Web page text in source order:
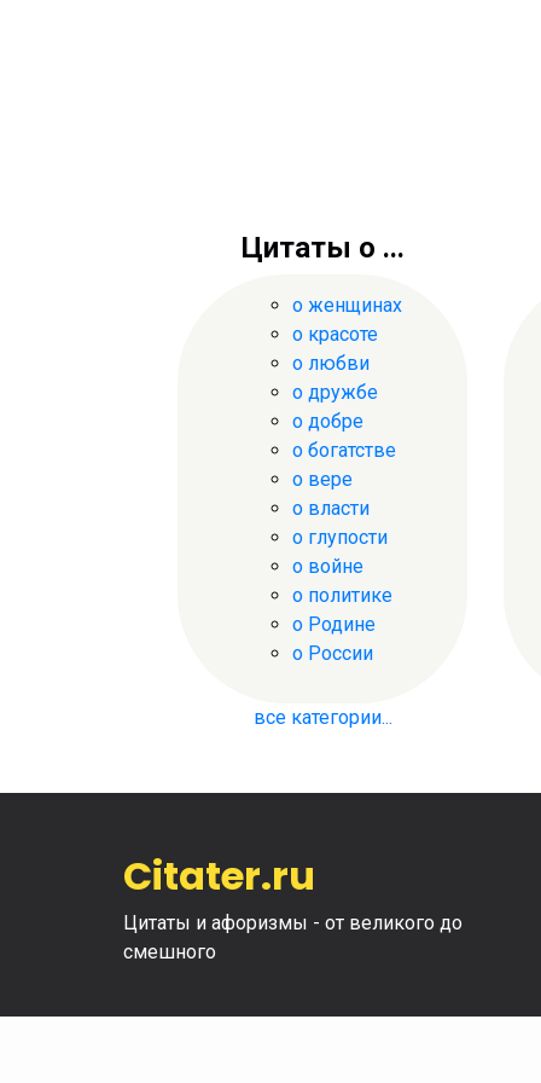
Цитаты о ...
о женщинах
о красоте
о любви
о дружбе
о добре
о богатстве
о вере
о власти
о глупости
о войне
о политике
о Родине
о России
все категории...
Citater.ru
Цитаты и афоризмы - от великого до
смешного